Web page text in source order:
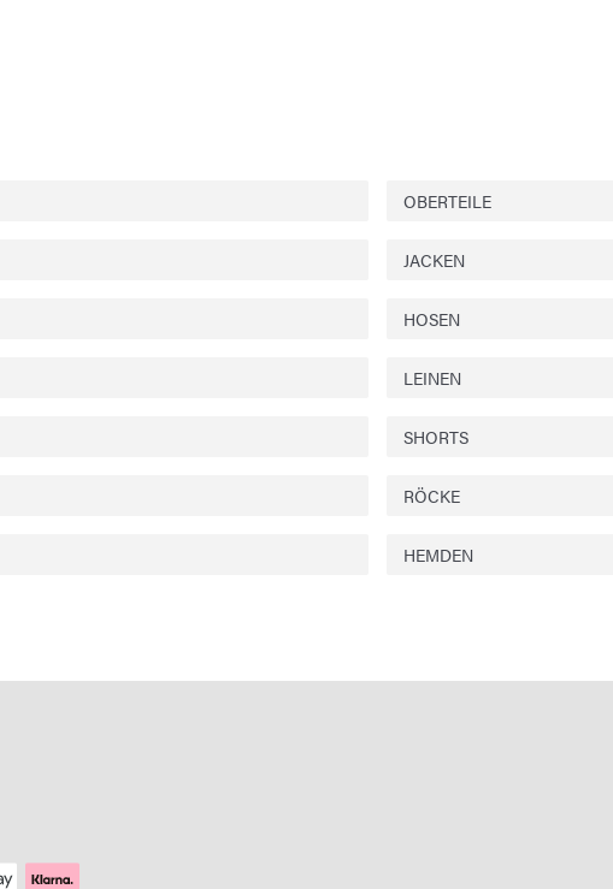
OBERTEILE
JACKEN
HOSEN
LEINEN
SHORTS
RÖCKE
HEMDEN